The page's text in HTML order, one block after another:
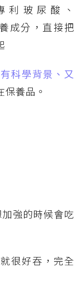
利玻尿酸、
成分，直接把
有科學背景、又
保養品。
強的時候會吃
很好吞，完全